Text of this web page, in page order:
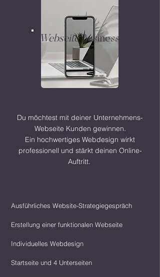
WebseiteBusiness
Du möchtest mit deiner Unternehmens-
Webseite Kunden gewinnen.
Ein hochwertiges Webdesign wirkt
professionell und stärkt deinen Online-
Auftritt.
Ausführliches Website-Strategiegespräch
Erstellung einer funktionalen Webseite
Individuelles Webdesign
Startseite und 4 Unterseiten